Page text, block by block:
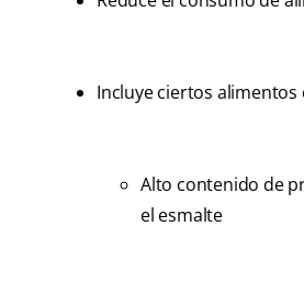
Incluye ciertos alimentos
Alto contenido de
el esmalte